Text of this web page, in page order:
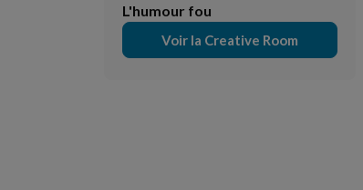
L'humour fou
Voir la Creative Room